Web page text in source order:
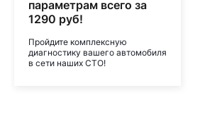
параметрам всего за
1290 руб!
Пройдите комплексную
диагностику вашего автомобиля
в сети наших СТО!